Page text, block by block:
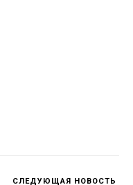
СЛЕДУЮЩАЯ НОВОСТЬ